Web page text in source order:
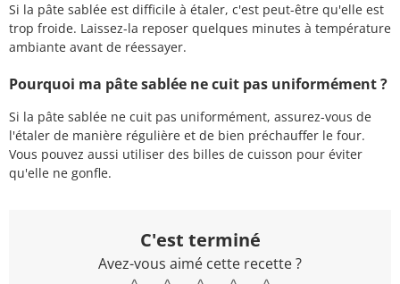
Si la pâte sablée est difficile à étaler, c'est peut-être qu'elle est
trop froide. Laissez-la reposer quelques minutes à température
ambiante avant de réessayer.
Pourquoi ma pâte sablée ne cuit pas uniformément ?
Si la pâte sablée ne cuit pas uniformément, assurez-vous de
l'étaler de manière régulière et de bien préchauffer le four.
Vous pouvez aussi utiliser des billes de cuisson pour éviter
qu'elle ne gonfle.
C'est terminé
Avez-vous aimé cette recette ?